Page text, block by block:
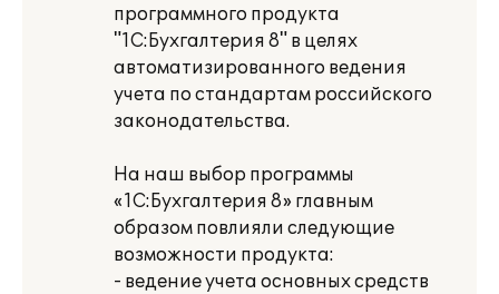
программного продукта
"1С:Бухгалтерия 8" в целях
автоматизированного ведения
учета по стандартам российского
законодательства.
На наш выбор программы
«1С:Бухгалтерия 8» главным
образом повлияли следующие
возможности продукта:
- ведение учета основных средств